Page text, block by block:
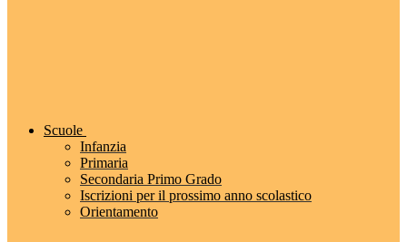
Scuole
Infanzia
Primaria
Secondaria Primo Grado
Iscrizioni per il prossimo anno scolastico
Orientamento